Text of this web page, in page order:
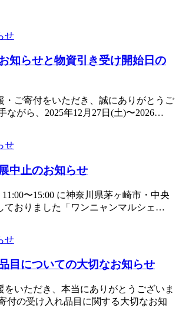
せ
知らせと物資引き受け開始日の
・ご寄付をいただき、誠にありがとうご
ながら、2025年12月27日(土)〜2026…
せ
中止のお知らせ
〜15:00 に神奈川県茅ヶ崎市・中央
ておりました「ワンニャンマルシェ…
せ
目についての大切なお知らせ
をいただき、本当にありがとうございま
付の受け入れ品目に関する大切なお知